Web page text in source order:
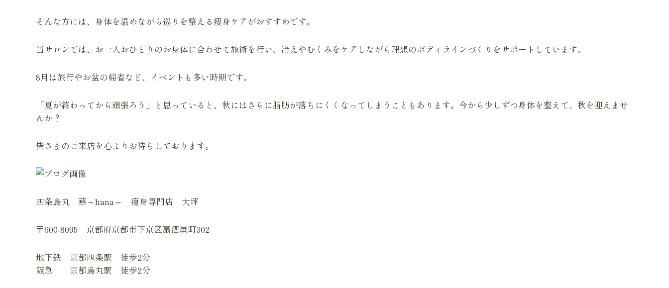
そんな方には、身体を温めながら巡りを整える痩身ケアがおすすめです。
当サロンでは、お一人おひとりのお身体に合わせて施術を行い、冷えやむくみをケアしながら理想のボディラインづくりをサポートしています。
8月は旅行やお盆の帰省など、イベントも多い時期です。
「夏が終わってから頑張ろう」と思っていると、秋にはさらに脂肪が落ちにくくなってしまうこともあります。今から少しずつ身体を整えて、秋を迎えませ
んか？
皆さまのご来店を心よりお待ちしております。
四条烏丸 華～hana～ 痩身専門店 大坪
〒600-8095 京都府京都市下京区扇酒屋町302
地下鉄 京都四条駅 徒歩2分
阪急 京都烏丸駅 徒歩2分